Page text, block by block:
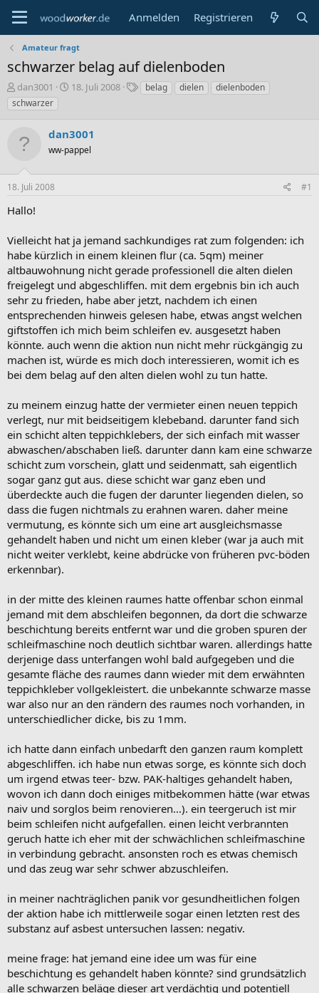
Anmelden Registrieren
Amateur fragt
schwarzer belag auf dielenboden
E
r
s
e
e
r
dan3001
E
e
l
t
18. Juli 2008
S
o
belag dielen
dielenboden
schwarzer
dan3001
ww-pappel
18. Juli 2008 #1
Hallo!
Vielleicht hat ja jemand sachkundiges rat zum folgenden: ich
habe kürzlich in einem kleinen flur (ca. 5qm) meiner
altbauwohnung nicht gerade professionell die alten dielen
freigelegt und abgeschliffen. mit dem ergebnis bin ich auch
sehr zu frieden, habe aber jetzt, nachdem ich einen
entsprechenden hinweis gelesen habe, etwas angst welchen
giftstoffen ich mich beim schleifen ev. ausgesetzt haben
könnte. auch wenn die aktion nun nicht mehr rückgängig zu
machen ist, würde es mich doch interessieren, womit ich es
bei dem belag auf den alten dielen wohl zu tun hatte.
zu meinem einzug hatte der vermieter einen neuen teppich
verlegt, nur mit beidseitigem klebeband. darunter fand sich
ein schicht alten teppichklebers, der sich einfach mit wasser
abwaschen/abschaben ließ. darunter dann kam eine schwarze
schicht zum vorschein, glatt und seidenmatt, sah eigentlich
sogar ganz gut aus. diese schicht war ganz eben und
überdeckte auch die fugen der darunter liegenden dielen, so
dass die fugen nichtmals zu erahnen waren. daher meine
vermutung, es könnte sich um eine art ausgleichsmasse
gehandelt haben und nicht um einen kleber (war ja auch mit
nicht weiter verklebt, keine abdrücke von früheren pvc-böden
erkennbar).
in der mitte des kleinen raumes hatte offenbar schon einmal
jemand mit dem abschleifen begonnen, da dort die schwarze
beschichtung bereits entfernt war und die groben spuren der
schleifmaschine noch deutlich sichtbar waren. allerdings hatte
derjenige dass unterfangen wohl bald aufgegeben und die
gesamte fläche des raumes dann wieder mit dem erwähnten
teppichkleber vollgekleistert. die unbekannte schwarze masse
war also nur an den rändern des raumes noch vorhanden, in
unterschiedlicher dicke, bis zu 1mm.
ich hatte dann einfach unbedarft den ganzen raum komplett
abgeschliffen. ich habe nun etwas sorge, es könnte sich doch
um irgend etwas teer- bzw. PAK-haltiges gehandelt haben,
wovon ich dann doch einiges mitbekommen hätte (war etwas
naiv und sorglos beim renovieren...). ein teergeruch ist mir
beim schleifen nicht aufgefallen. einen leicht verbrannten
geruch hatte ich eher mit der schwächlichen schleifmaschine
in verbindung gebracht. ansonsten roch es etwas chemisch
und das zeug war sehr schwer abzuschleifen.
in meiner nachträglichen panik vor gesundheitlichen folgen
der aktion habe ich mittlerweile sogar einen letzten rest des
substanz auf asbest untersuchen lassen: negativ.
meine frage: hat jemand eine idee um was für eine
beschichtung es gehandelt haben könnte? sind grundsätzlich
alle schwarzen beläge dieser art verdächtig und potentiell